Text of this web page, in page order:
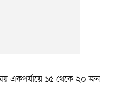
একপর্যায়ে ১৫ থেকে ২০ জন